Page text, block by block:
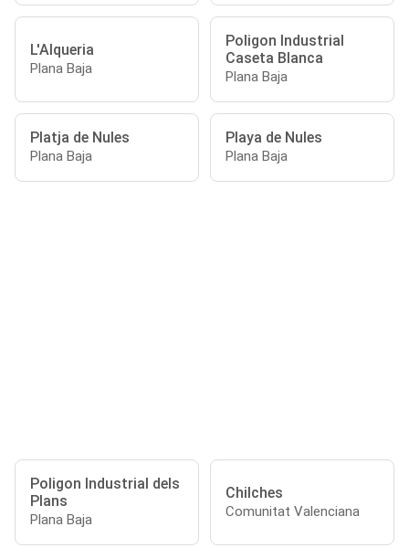
L'Alqueria
Plana Baja
Poligon Industrial
Caseta Blanca
Plana Baja
Platja de Nules
Plana Baja
Playa de Nules
Plana Baja
Poligon Industrial dels
Plans
Plana Baja
Chilches
Comunitat Valenciana